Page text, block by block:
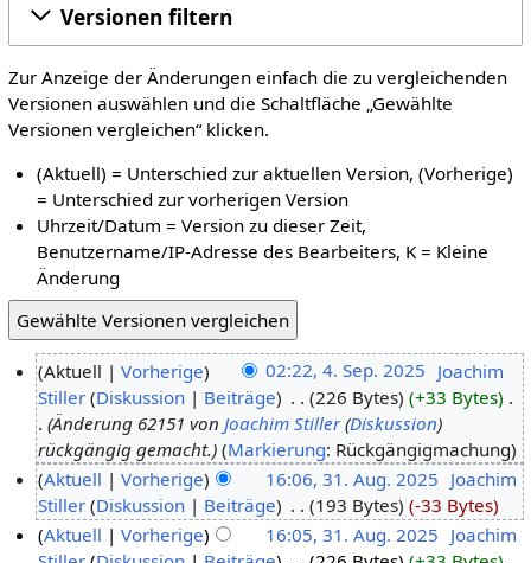
Versionen filtern
Zur Anzeige der Änderungen einfach die zu vergleichenden
Versionen auswählen und die Schaltfläche „Gewählte
Versionen vergleichen“ klicken.
(Aktuell) = Unterschied zur aktuellen Version, (Vorherige)
= Unterschied zur vorherigen Version
Uhrzeit/Datum = Version zu dieser Zeit,
Benutzername/IP-Adresse des Bearbeiters, K = Kleine
Änderung
Aktuell Vorherige 02:22, 4. Sep. 2025 Joachim
Stiller Diskussion Beiträge 226 Bytes +33 Bytes
Änderung 62151 von Joachim Stiller(Diskussion)
rückgängig gemacht.
Markierung: Rückgängigmachung
Aktuell
Vorherige 16:06, 31. Aug. 2025 Joachim
Stiller Diskussion Beiträge 193 Bytes
-33 Bytes
Aktuell
Vorherige 16:05, 31. Aug. 2025 Joachim